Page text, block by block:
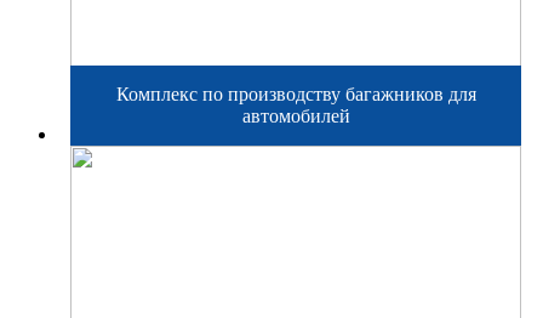
Комплекс по производству багажников для
автомобилей